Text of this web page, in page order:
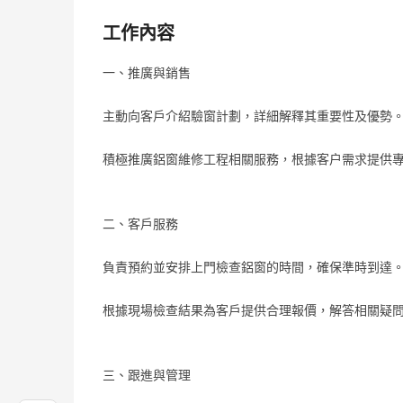
工作內容
一、推廣與銷售
主動向客戶介紹驗窗計劃，詳細解釋其重要性及優勢。
積極推廣鋁窗維修工程相關服務，根據客户需求提供
二、客戶服務
負責預約並安排上門檢查鋁窗的時間，確保準時到達。
根據現場檢查結果為客戶提供合理報價，解答相關疑
三、跟進與管理